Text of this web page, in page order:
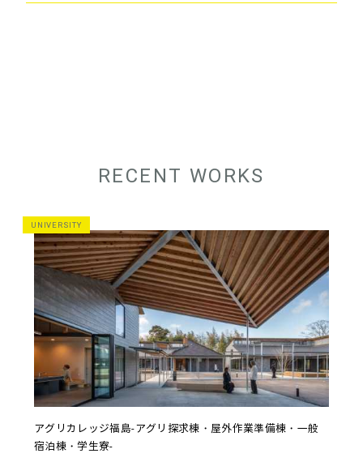
RECENT WORKS
UNIVERSITY
アグリカレッジ福島-アグリ探求棟・屋外作業準備棟・一般
宿泊棟・学生寮-